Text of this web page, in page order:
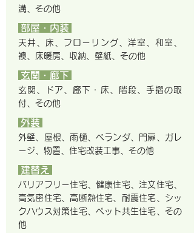
溝、その他
部屋・内装
天井、床、フローリング、洋室、和室、
襖、床暖房、収納、壁紙、その他
玄関・廊下
玄関、ドア、廊下・床、階段、手摺の取
付、その他
外装
外壁、屋根、雨樋、ベランダ、門扉、ガレ
ージ、物置、住宅改装工事、その他
建替え
バリアフリー住宅、健康住宅、注文住宅、
高気密住宅、高断熱住宅、耐震住宅、シッ
クハウス対策住宅、ペット共生住宅、その
他